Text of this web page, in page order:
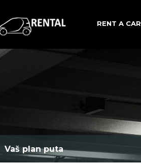
RENT A CAR
Vaš plan puta